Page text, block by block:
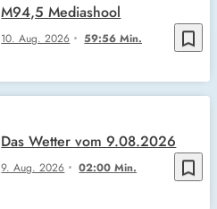
bookmark_border
10. Aug. 2026 59:56 Min.
M94,5 Mediashool
bookmark_border
9. Aug. 2026 02:00 Min.
Das Wetter vom 9.08.2026